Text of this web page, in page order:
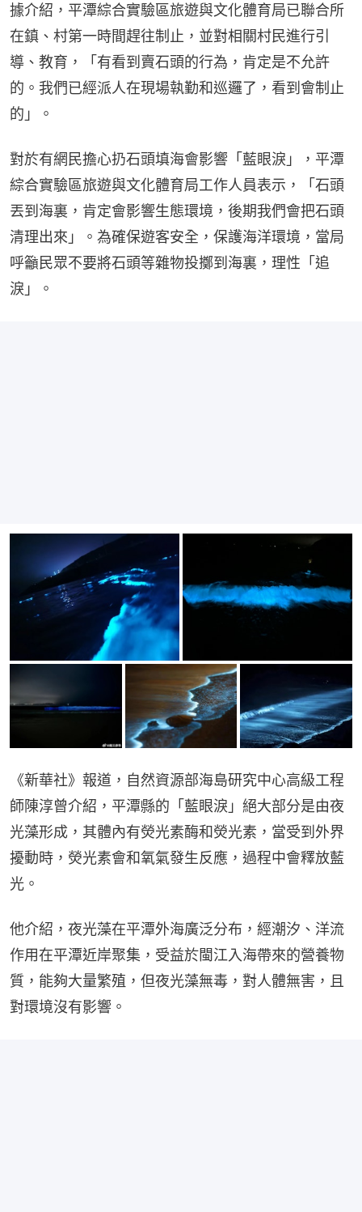
據介紹，平潭綜合實驗區旅遊與文化體育局已聯合所
在鎮、村第一時間趕往制止，並對相關村民進行引
導、教育，「有看到賣石頭的行為，肯定是不允許
的。我們已經派人在現場執勤和巡邏了，看到會制止
的」。
對於有網民擔心扔石頭填海會影響「藍眼淚」，平潭
綜合實驗區旅遊與文化體育局工作人員表示，「石頭
丟到海裏，肯定會影響生態環境，後期我們會把石頭
清理出來」。為確保遊客安全，保護海洋環境，當局
呼籲民眾不要將石頭等雜物投擲到海裏，理性「追
淚」。
《新華社》報道，自然資源部海島研究中心高級工程
師陳淳曾介紹，平潭縣的「藍眼淚」絕大部分是由夜
光藻形成，其體內有熒光素酶和熒光素，當受到外界
擾動時，熒光素會和氧氣發生反應，過程中會釋放藍
光。
他介紹，夜光藻在平潭外海廣泛分布，經潮汐、洋流
作用在平潭近岸聚集，受益於閩江入海帶來的營養物
質，能夠大量繁殖，但夜光藻無毒，對人體無害，且
對環境沒有影響。